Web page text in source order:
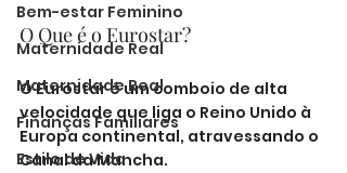
Bem-estar Feminino
Maternidade Real
Maternidade Real
Finanças Familiares
Estilo de Vida
O Que é o Eurostar?
O Eurostar é um comboio de alta
velocidade que liga o Reino Unido à
Europa continental, atravessando o
Canal da Mancha.